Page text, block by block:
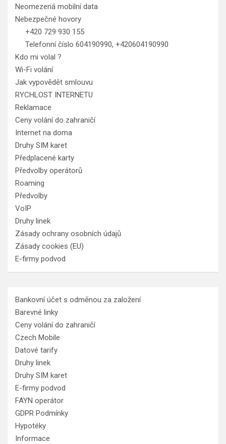
Neomezená mobilní data
Nebezpečné hovory
+420 729 930 155
Telefonní číslo 604190990, +420604190990
Kdo mi volal ?
Wi-Fi volání
Jak vypovědět smlouvu
RYCHLOST INTERNETU
Reklamace
Ceny volání do zahraničí
Internet na doma
Druhy SIM karet
Předplacené karty
Předvolby operátorů
Roaming
Předvolby
VoIP
Druhy linek
Zásady ochrany osobních údajů
Zásady cookies (EU)
E-firmy podvod
Bankovní účet s odměnou za založení
Barevné linky
Ceny volání do zahraničí
Czech Mobile
Datové tarify
Druhy linek
Druhy SIM karet
E-firmy podvod
FAYN operátor
GDPR Podmínky
Hypotéky
Informace